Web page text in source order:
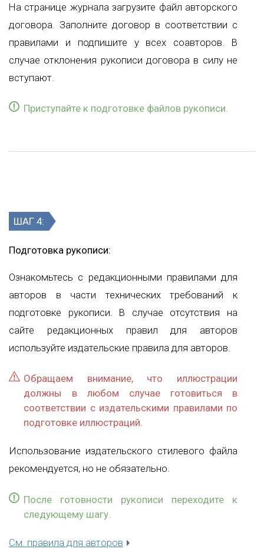
На странице журнала загрузите файл авторского
договора. Заполните договор в соответствии с
правилами и подпишите у всех соавторов. В
случае отклонения рукописи договора в силу не
вступают.
Приступайте к подготовке файлов рукописи.
ШАГ 4:
Подготовка рукописи:
Ознакомьтесь с редакционными правилами для
авторов в части технических требований к
подготовке рукописи. В случае отсутствия на
сайте редакционных правил для авторов
используйте издательские правила для авторов.
Обращаем внимание, что иллюстрации
должны в любом случае готовиться в
соответствии с издательскими правилами по
подготовке иллюстраций.
Использование издательского стилевого файла
рекомендуется, но не обязательно.
После готовности рукописи переходите к
следующему шагу.
См. правила для авторов